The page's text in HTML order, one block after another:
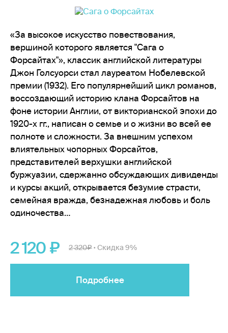
«За высокое искусство повествования,
вершиной которого является "Сага о
Форсайтах"», классик английской литературы
Джон Голсуорси стал лауреатом Нобелевской
премии (1932). Его популярнейший цикл романов,
воссоздающий историю клана Форсайтов на
фоне истории Англии, от викторианской эпохи до
1920-х гг., написан о семье и о жизни во всей ее
полноте и сложности. За внешним успехом
влиятельных чопорных Форсайтов,
представителей верхушки английской
буржуазии, сдержанно обсуждающих дивиденды
и курсы акций, открывается безумие страсти,
семейная вражда, безнадежная любовь и боль
одиночества…
2 120 2 320 • Скидка 9%
Подробнее